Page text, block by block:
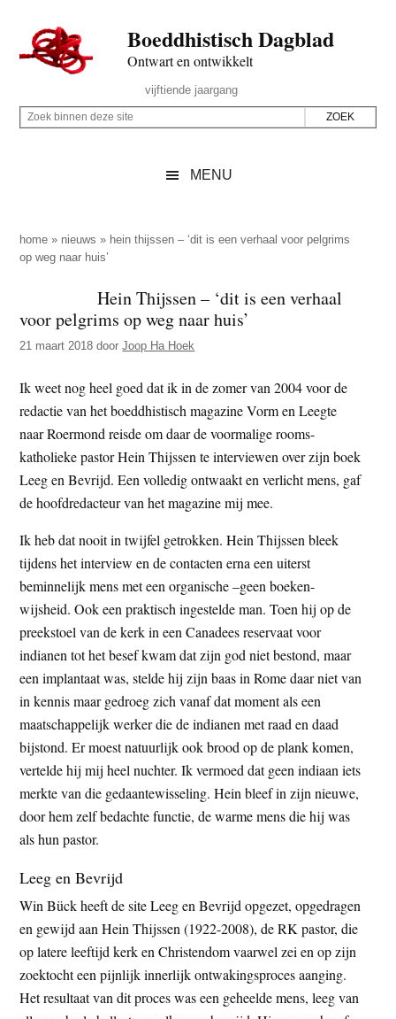
naar
de
inhoud
secondary
naar
de
sidebar
naar
de
Boeddhistisch Dagblad
Ontwart en ontwikkelt
Rechts
vijftiende jaargang
Z
p
d
z
e
i
t
e
Z
i
n
n
d
z
e
s
i
t
e
MENU
home » nieuws » hein thijssen – ‘dit is een verhaal voor pelgrims
op weg naar huis’
Hein Thijssen – ‘dit is een verhaal
voor pelgrims op weg naar huis’
21 maart 2018 doorJoop Ha Hoek
Ik weet nog heel goed dat ik in de zomer van 2004 voor de
redactie van het boeddhistisch magazine Vorm en Leegte
naar Roermond reisde om daar de voormalige rooms-
katholieke pastor Hein Thijssen te interviewen over zijn boek
Leeg en Bevrijd. Een volledig ontwaakt en verlicht mens, gaf
de hoofdredacteur van het magazine mij mee.
Ik heb dat nooit in twijfel getrokken. Hein Thijssen bleek
tijdens het interview en de contacten erna een uiterst
beminnelijk mens met een organische –geen boeken-
wijsheid. Ook een praktisch ingestelde man. Toen hij op de
preekstoel van de kerk in een Canadees reservaat voor
indianen tot het besef kwam dat zijn god niet bestond, maar
een implantaat was, stelde hij zijn baas in Rome daar niet van
in kennis maar gedroeg zich vanaf dat moment als een
maatschappelijk werker die de indianen met raad en daad
bijstond. Er moest natuurlijk ook brood op de plank komen,
vertelde hij mij heel nuchter. Ik vermoed dat geen indiaan iets
merkte van die gedaantewisseling. Hein bleef in zijn nieuwe,
door hem zelf bedachte functie, de warme mens die hij was
als hun pastor.
Leeg en Bevrijd
Win Bück heeft de site Leeg en Bevrijd opgezet, opgedragen
en gewijd aan Hein Thijssen (1922-2008), de RK pastor, die
op latere leeftijd kerk en Christendom vaarwel zei en op zijn
zoektocht een pijnlijk innerlijk ontwakingsproces aanging.
Het resultaat van dit proces was een geheelde mens, leeg van